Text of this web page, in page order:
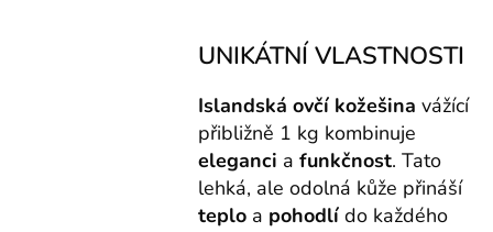
UNIKÁTNÍ VLASTNOSTI
Islandská ovčí kožešina vážící
přibližně 1 kg kombinuje
eleganci a funkčnost. Tato
lehká, ale odolná kůže přináší
teplo a pohodlí do každého